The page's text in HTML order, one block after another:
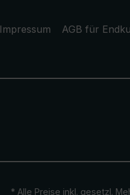
Impressum AGB für
* Alle Preise inkl. gesetzl.